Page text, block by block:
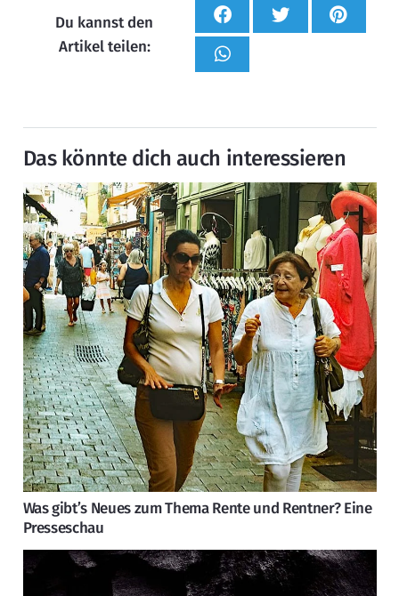
Du kannst den
Artikel teilen:
Das könnte dich auch interessieren
Was gibt’s Neues zum Thema Rente und Rentner? Eine
Presseschau